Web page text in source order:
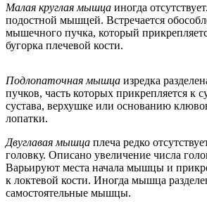
Малая круглая мышца иногда
подостной мышцей. Встречается
мышечного пучка, который
бугорка плечевой кости.
Подлопаточная мышца изредка
пучков, часть которых прикрепляется к
сустава, верхушке или основанию
лопатки.
Двуглавая мышца плеча редко
головку. Описано увеличение числа
Варьируют места начала мышцы и
к локтевой кости. Иногда мышца
самостоятельные мышцы.